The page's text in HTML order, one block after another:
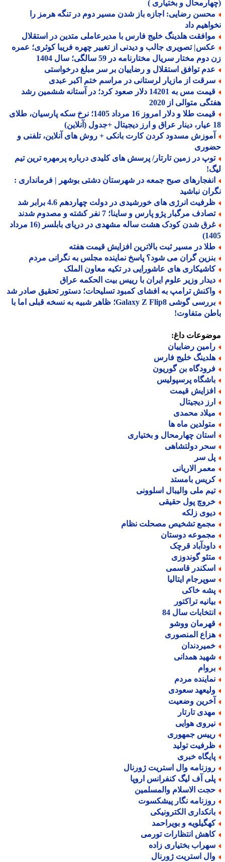
و بختیاری )
رضایی: اجازه باز شدن مسیر دوم در تنگه هرمز را
داد
هلدینگ خلیج فارس با مدیرعاملی متدین در استقلال
تصویری جالب و دیدنی از تغییر چهره فریبا کوثری؛ عمره
مختار سریال مختارنامه در 59 سالگی؛ سال 1404
توافق استقلال و رضاییان بر سر مبلغ درخواستی
از مازیار لرستانی در مراسم ختم اکبر عبدی
قیمت مس به 14201 دلار صعود کرد؛ در آستانه ششمین رشد
متوالی از 2020
قیمت طلا و دلار امروز 16 مرداد 1405؛ نرخ سکه پارسیان، طلای
مسدود کردن کارت بانکی + روش های آنلاین، تلفنی و
در زمین تارتار/ پرسش های کلیدی درباره پرمهره ترین تیم
صبح جمعه در شهرستان دشتی بوشهر | فرمانداری :
نباشید
انرژی های خورشیدی در دولت چهاردهم 4.6 برابر شد
مرگبار پژو پارس و ساینا؛ 7 نفر کشته و مصدوم شدند
غرق شدن کودک هشت ساله مشهدی در دریای بابلسر (16 مرداد
در مسیر ثبت بالاترین افزایش قیمت هفته
گران می شود؟ پاسخ نماینده مجلس به نگرانی مردم
های عاشورایی در تکیه معاون الملک
وزیر علوم ایران با رییس بیت الحکمه عراق
ترامپ به افشای کمبود تسلیحات؛ دستور تحقیق صادر شد
بررسی گوشی Galaxy Z Flip8؛ ظاهر شبیه به نسخه قبلی اما با
متفاوت!
داغ:
رضاییان
خلیج فارس
بن گوریون
پرسپولیس
قیمت
دیجیتال
محمدی
ماه ها
چهارمحال و بختیاری
دولتشاهی
سر
الاریانی
بامستد
ملی والیبال اسلوونی
پول حقیقی
زلکه
تشخیص مصحلت نظام
دوستان
قرچک
گوندوزی
قاسمی
ایتالیا
خاکی
تراکتور
سال 84
ووشو
المنصوری
همدانی
مردم
سعودی
وضعیت
تارتار
هوایی
جمهوری
تولید
خبری
وال استریت ژورنال
آف لیگ کنفرانس اروپا
الاسلام والمسلمین
نگار پیشکسوت
الکترونیکی
و بویراحمد
انتظارات تورمی
بختیاری زاده
استریت ژورنال